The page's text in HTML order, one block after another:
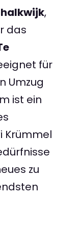
,
das
für
Umzug
ist ein
Krümmel
zu